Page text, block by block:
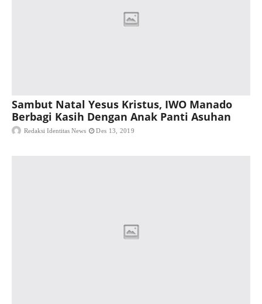
Sambut Natal Yesus Kristus, IWO Manado
Berbagi Kasih Dengan Anak Panti Asuhan
Redaksi Identitas News Des 13, 2019